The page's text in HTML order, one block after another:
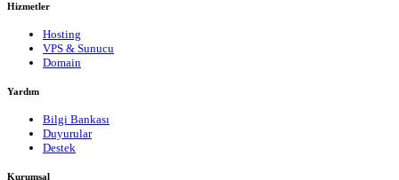
Hizmetler
Hosting
VPS & Sunucu
Domain
Yardım
Bilgi Bankası
Duyurular
Destek
Kurumsal